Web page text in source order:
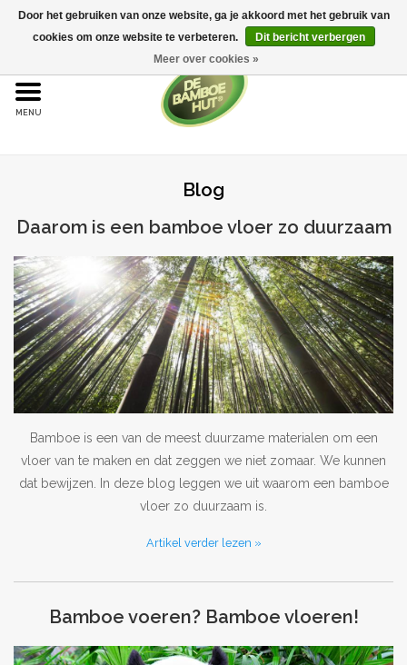
Home
Onderhoud
Bijproducten
Leggen
Outlet
Blog
Daarom is een bamboe vloer zo duurzaam
Bamboe is een van de meest duurzame materialen om een
vloer van te maken en dat zeggen we niet zomaar. We kunnen
dat bewijzen. In deze blog leggen we uit waarom een bamboe
vloer zo duurzaam is.
Artikel verder lezen »
Bamboe voeren? Bamboe vloeren!
Door het gebruiken van onze website, ga je akkoord met het gebruik van
cookies om onze website te verbeteren.
Dit bericht verbergen
Meer over cookies »